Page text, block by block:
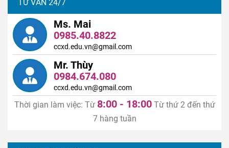
TƯ VẤN 24/7
Ms. Mai
0985.40.8822
ccxd.edu.vn@gmail.com
Mr. Thùy
0984.674.080
ccxd.edu.vn@gmail.com
Thời gian làm việc: Từ 8:00 - 18:00Từ thứ 2 đến thứ
7 hàng tuần